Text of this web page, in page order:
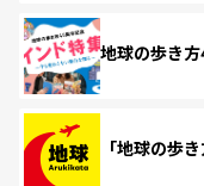
地球の歩き
「地球の歩